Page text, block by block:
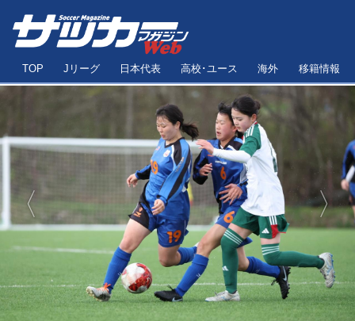
TOP Jリーグ 日本代表 高校･ユース 海外 移籍情報